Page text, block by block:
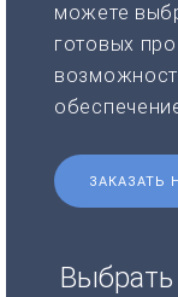
можете
готовых
ЗАКАЗАТЬ